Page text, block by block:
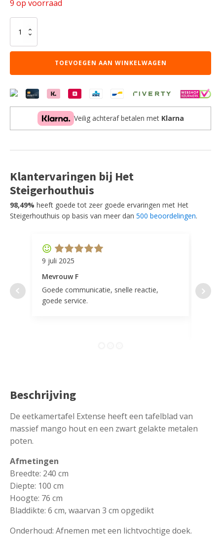
€799,00.
9 op voorraad
Extense
|
240
aantal
TOEVOEGEN AAN WINKELWAGEN
Veilig achteraf betalen met Klarna
Klantervaringen bij Het
Steigerhouthuis
98,49% heeft goede tot zeer goede ervaringen met Het
Steigerhouthuis op basis van meer dan 500 beoordelingen.
9 juli 2025
Mevrouw F
Goede communicatie, snelle reactie,
goede service.
door
Beschrijving
De eetkamertafel Extense heeft een tafelblad van
massief mango hout en een zwart gelakte metalen
poten.
Afmetingen
Breedte: 240 cm
Diepte: 100 cm
Hoogte: 76 cm
Bladdikte: 6 cm, waarvan 3 cm opgedikt
Onderhoud: Afnemen met een lichtvochtige doek.